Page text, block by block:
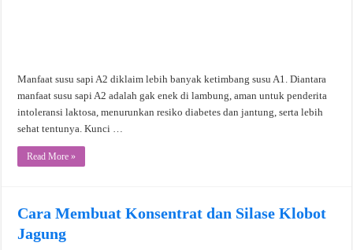
Manfaat susu sapi A2 diklaim lebih banyak ketimbang susu A1. Diantara
manfaat susu sapi A2 adalah gak enek di lambung, aman untuk penderita
intoleransi laktosa, menurunkan resiko diabetes dan jantung, serta lebih
sehat tentunya. Kunci …
Read More »
Cara Membuat Konsentrat dan Silase Klobot
Jagung